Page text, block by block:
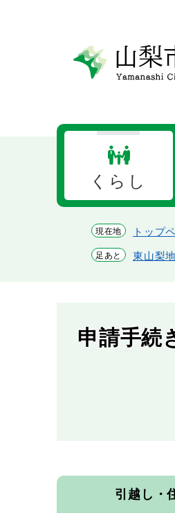
くらし
現在地 トップ
足あと 東山梨
申請手続
引越し・